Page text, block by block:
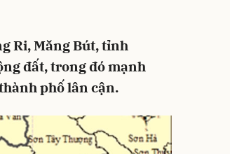
Ri, Măng Bút, tỉnh
đất, trong đó mạnh
phố lân cận.